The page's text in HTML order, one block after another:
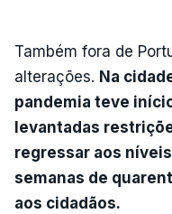
Também fora de
alterações. Na
pandemia teve
levantadas
regressar aos
semanas de
aos cidadãos.